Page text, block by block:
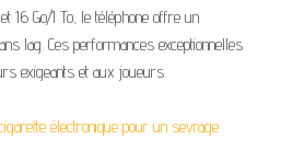
16 Go/1 To, le téléphone offre un
lag. Ces performances exceptionnelles
exigeants et aux joueurs.
électronique pour un sevrage